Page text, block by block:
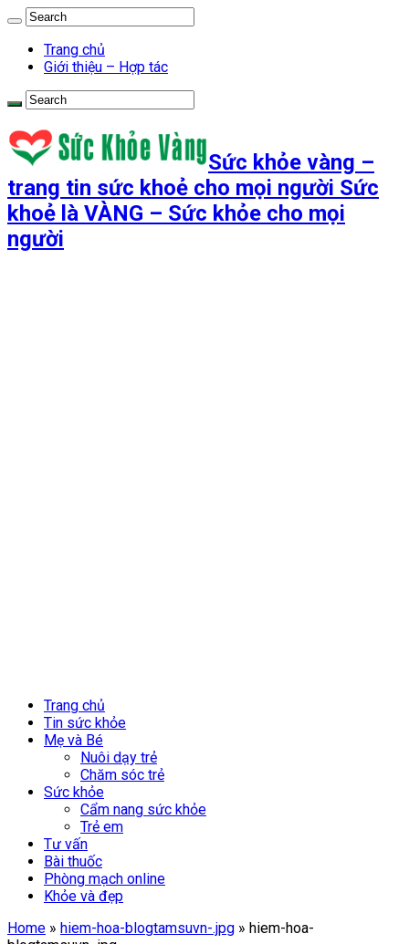
Trang chủ
Giới thiệu – Hợp tác
Sức khỏe vàng –
trang tin sức khoẻ cho mọi người Sức
khoẻ là VÀNG – Sức khỏe cho mọi
người
Trang chủ
Tin sức khỏe
Mẹ và Bé
Nuôi dạy trẻ
Chăm sóc trẻ
Sức khỏe
Cẩm nang sức khỏe
Trẻ em
Tư vấn
Bài thuốc
Phòng mạch online
Khỏe và đẹp
Home » hiem-hoa-blogtamsuvn-.jpg » hiem-hoa-